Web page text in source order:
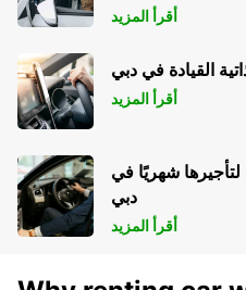
أقرأ المزيد
القيادة في دبي
أقرأ المزيد
لتأجيرها شهريًا في
دبي
أقرأ المزيد